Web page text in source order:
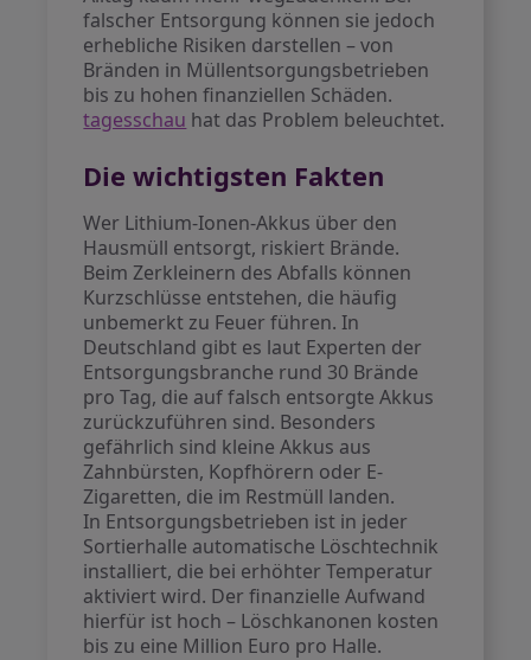
falscher Entsorgung können sie jedoch
erhebliche Risiken darstellen – von
Bränden in Müllentsorgungsbetrieben
bis zu hohen finanziellen Schäden.
tagesschau hat das Problem beleuchtet.
Die wichtigsten Fakten
Wer Lithium-Ionen-Akkus über den
Hausmüll entsorgt, riskiert Brände.
Beim Zerkleinern des Abfalls können
Kurzschlüsse entstehen, die häufig
unbemerkt zu Feuer führen. In
Deutschland gibt es laut Experten der
Entsorgungsbranche rund 30 Brände
pro Tag, die auf falsch entsorgte Akkus
zurückzuführen sind. Besonders
gefährlich sind kleine Akkus aus
Zahnbürsten, Kopfhörern oder E-
Zigaretten, die im Restmüll landen.
In Entsorgungsbetrieben ist in jeder
Sortierhalle automatische Löschtechnik
installiert, die bei erhöhter Temperatur
aktiviert wird. Der finanzielle Aufwand
hierfür ist hoch – Löschkanonen kosten
bis zu eine Million Euro pro Halle.